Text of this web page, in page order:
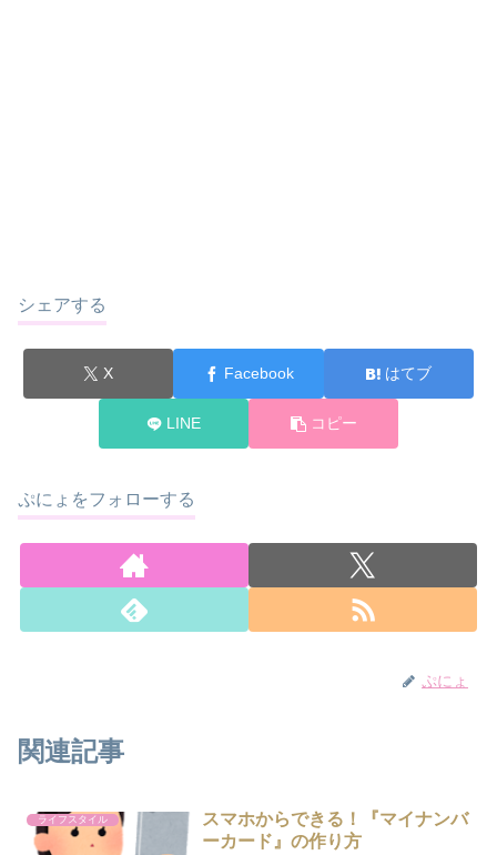
シェアする
X Facebook はてブ
LINE コピー
ぷにょをフォローする
ぷにょ
関連記事
ライフスタイル
スマホからできる！『マイナンバ
ーカード』の作り方